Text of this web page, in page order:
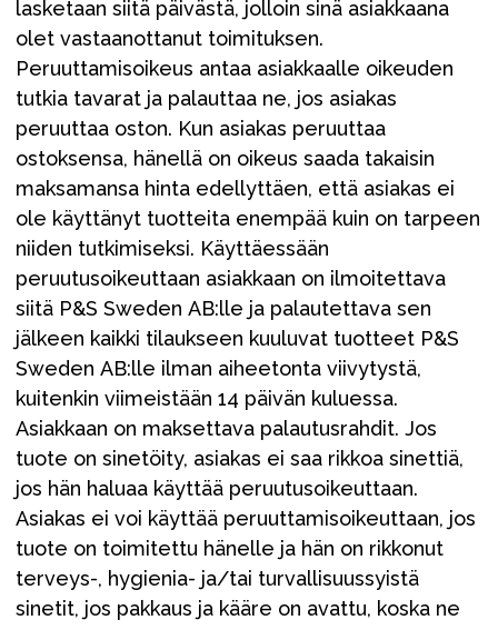
lasketaan siitä päivästä, jolloin sinä asiakkaana
olet vastaanottanut toimituksen.
Peruuttamisoikeus antaa asiakkaalle oikeuden
tutkia tavarat ja palauttaa ne, jos asiakas
peruuttaa oston. Kun asiakas peruuttaa
ostoksensa, hänellä on oikeus saada takaisin
maksamansa hinta edellyttäen, että asiakas ei
ole käyttänyt tuotteita enempää kuin on tarpeen
niiden tutkimiseksi. Käyttäessään
peruutusoikeuttaan asiakkaan on ilmoitettava
siitä P&S Sweden AB:lle ja palautettava sen
jälkeen kaikki tilaukseen kuuluvat tuotteet P&S
Sweden AB:lle ilman aiheetonta viivytystä,
kuitenkin viimeistään 14 päivän kuluessa.
Asiakkaan on maksettava palautusrahdit. Jos
tuote on sinetöity, asiakas ei saa rikkoa sinettiä,
jos hän haluaa käyttää peruutusoikeuttaan.
Asiakas ei voi käyttää peruuttamisoikeuttaan, jos
tuote on toimitettu hänelle ja hän on rikkonut
terveys-, hygienia- ja/tai turvallisuussyistä
sinetit, jos pakkaus ja kääre on avattu, koska ne